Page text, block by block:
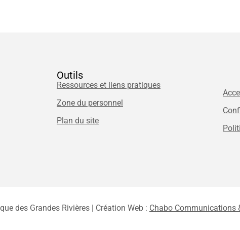
Outils
Ressources et liens pratiques
Zone du personnel
Plan du site
des Grandes Rivières | Création Web : Chabo Communications